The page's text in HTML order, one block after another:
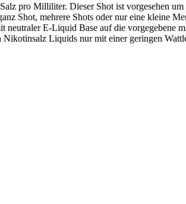
pro Milliliter. Dieser Shot ist vorgesehen
Shot, mehrere Shots oder nur eine kleine
E-Liquid Base auf die vorgegebene
Liquids nur mit einer geringen